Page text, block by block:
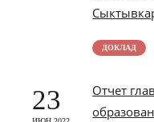
ДОКЛАД
23
Отчет